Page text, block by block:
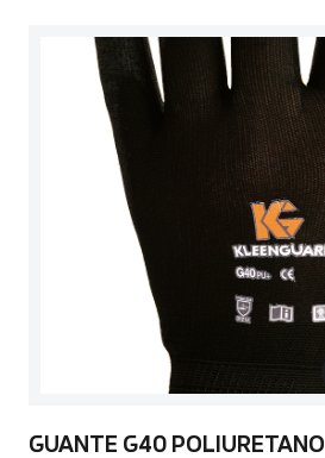
GUANTE G40 POLIURETANO